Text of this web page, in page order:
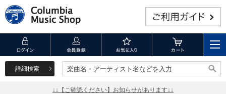
詳細検索 楽曲名・アーティスト名などを入力
楽曲名・アーティスト名などを入力
↓↓【ご確認ください】お知らせがあります↓↓